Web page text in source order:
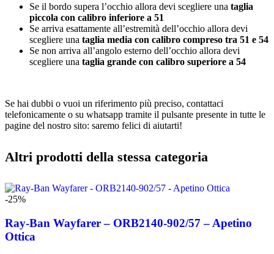
Se il bordo supera l’occhio allora devi scegliere una taglia
piccola con calibro inferiore a 51
Se arriva esattamente all’estremità dell’occhio allora devi
scegliere una taglia media con calibro compreso tra 51 e 54
Se non arriva all’angolo esterno dell’occhio allora devi
scegliere una taglia grande con calibro superiore a 54
Se hai dubbi o vuoi un riferimento più preciso, contattaci
telefonicamente o su whatsapp tramite il pulsante presente in tutte le
pagine del nostro sito: saremo felici di aiutarti!
Altri prodotti della stessa categoria
-25%
Ray-Ban Wayfarer – ORB2140-902/57 – Apetino
Ottica